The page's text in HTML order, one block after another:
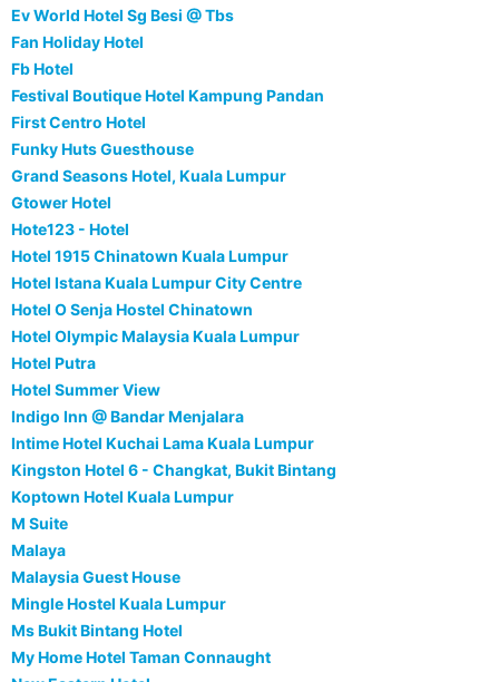
Ev World Hotel Sg Besi @ Tbs
Fan Holiday Hotel
Fb Hotel
Festival Boutique Hotel Kampung Pandan
First Centro Hotel
Funky Huts Guesthouse
Grand Seasons Hotel, Kuala Lumpur
Gtower Hotel
Hote123 - Hotel
Hotel 1915 Chinatown Kuala Lumpur
Hotel Istana Kuala Lumpur City Centre
Hotel O Senja Hostel Chinatown
Hotel Olympic Malaysia Kuala Lumpur
Hotel Putra
Hotel Summer View
Indigo Inn @ Bandar Menjalara
Intime Hotel Kuchai Lama Kuala Lumpur
Kingston Hotel 6 - Changkat, Bukit Bintang
Koptown Hotel Kuala Lumpur
M Suite
Malaya
Malaysia Guest House
Mingle Hostel Kuala Lumpur
Ms Bukit Bintang Hotel
My Home Hotel Taman Connaught